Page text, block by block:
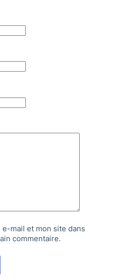
mail et mon site dans
commentaire.